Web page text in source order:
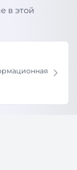
в этой